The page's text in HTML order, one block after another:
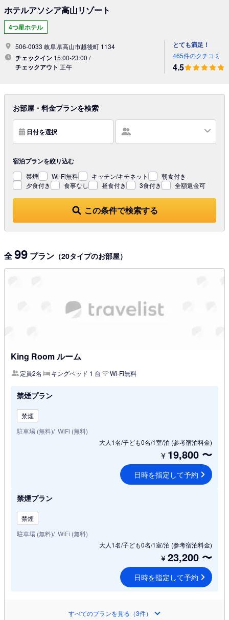
ホテルアソシア高山リゾート
4つ星ホテル
506-0033 岐阜県高山市越後町 1134
チェックイン 15:00-23:00 /
チェックアウト 正午
とても満足！
465件のクチコミ
4.5
お部屋・料金プランを検索
日付を選択
この条件で検索する
宿泊プランを絞り込む
禁煙 Wi-Fi無料 キッチン/キチネット
朝食付き
夕食付き
食事なし 昼食付き 3食付き 全額返金可
全99 プラン （20タイプのお部屋）
King Room ルーム
定員2名 キングベッド 1 台 Wi-Fi無料
禁煙プラン
禁煙
駐車場 (無料) WiFi (無料)
大人1名/子ども0名/1室/泊 (参考宿泊料金)
¥ 19,800 〜
日時を指定して予約
禁煙プラン
禁煙
駐車場 (無料) WiFi (無料)
大人1名/子ども0名/1室/泊 (参考宿泊料金)
¥23,200 〜
日時を指定して予約
すべてのプランを見る（3件）